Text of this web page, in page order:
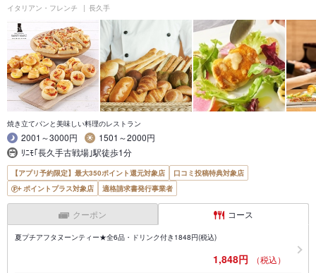
イタリアン・フレンチ 長久手
焼き立てパンと美味しい料理のレストラン
2001～3000円
1501～2000円
ﾘﾆﾓ｢長久手古戦場｣駅徒歩1分
【アプリ予約限定】最大350ポイント還元対象店
口コミ投稿特典対象店
ポイントプラス対象店
適格請求書発行事業者
クーポン コース
夏プチアフタヌーンティー★全6品・ドリンク付き1848円(税込)
1,848円 （税込）